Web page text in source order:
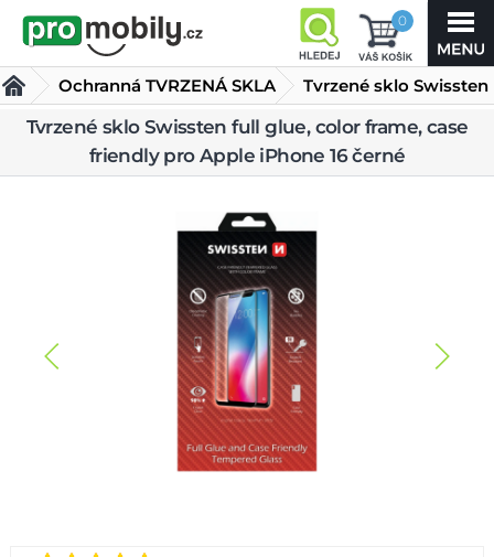
0
Ochranná TVRZENÁ SKLA
Tvrzené sklo Swissten
full glue, color frame,
case friendly pro Apple iPhone 16 černé
Tvrzené sklo Swissten full glue, color frame, case
friendly pro Apple iPhone 16 černé